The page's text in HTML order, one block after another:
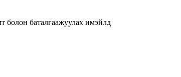
болон баталгаажуулах имэйлд